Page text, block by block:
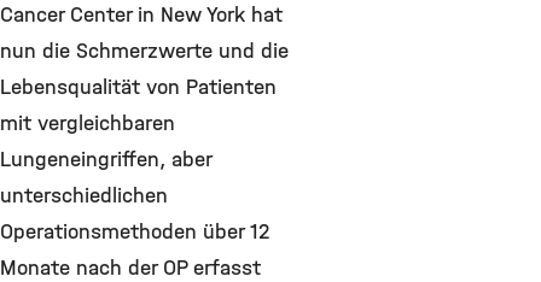
Cancer Center in New York hat
nun die Schmerzwerte und die
Lebensqualität von Patienten
mit vergleichbaren
Lungeneingriffen, aber
unterschiedlichen
Operationsmethoden über 12
Monate nach der OP erfasst